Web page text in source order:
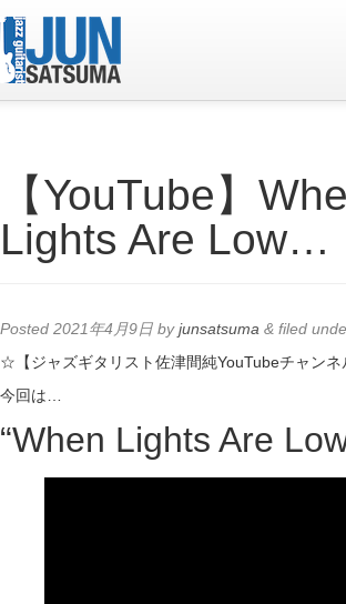
Live Schedule
Discography
Contact
YouTube
Online Lesson
【YouTube】
Lights Are Low…
Posted 2021年4月9日 byjunsatsuma & filed
☆【ジャズギタリスト佐津間純YouTubeチャンネ
今回は…
“When Lights Are